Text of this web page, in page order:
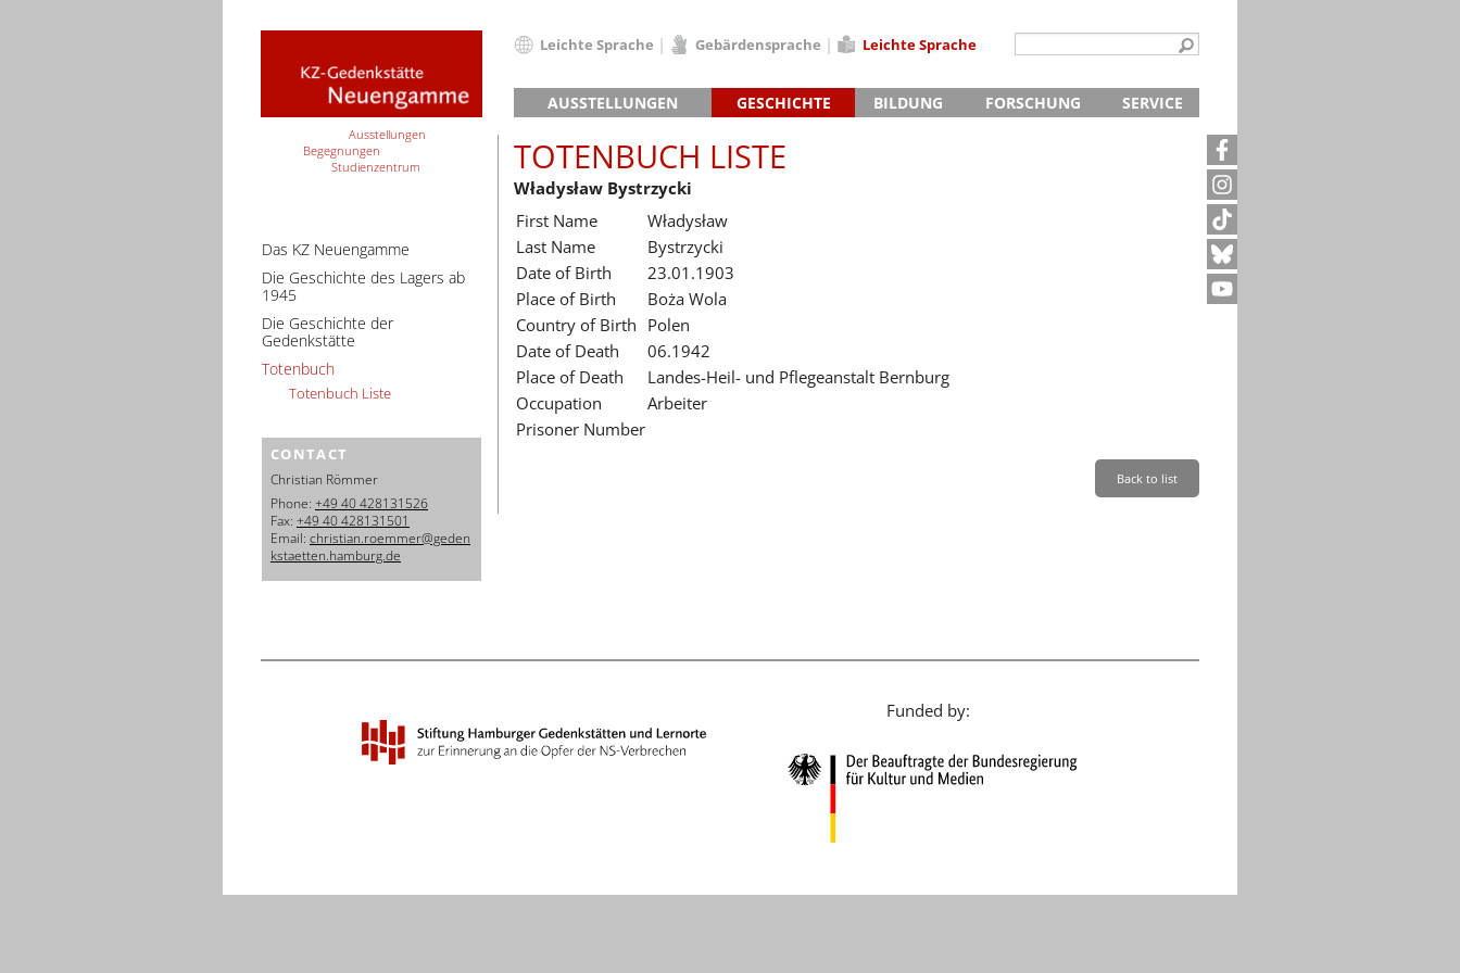
AUSSTELLUNGEN
Lager-SS
Klinkerwerk
Walther-Werke
Gefängnismauer
Haus des Gedenkens
GESCHICHTE
Die Geschichte des Lagers ab 1945
Totenbuch
BILDUNG FORSCHUNG
SERVICE
Archivanfrage
Kurze Information
Leichte Sprache
English
Dansk
Español
Italiano
Nederlands
Português
Türkçe
Yкраїнський
Русский
עברית
Gebärdensprache Leichte Sprache
TOTENBUCH LISTE
Władysław Bystrzycki
First Name
Władysław
Last Name
Bystrzycki
Date of Birth
23.01.1903
Place of Birth
Boża Wola
Country of Birth Polen
Date of Death
06.1942
Place of Death
Landes-Heil- und Pflegeanstalt Bernburg
Occupation
Arbeiter
Prisoner Number
Back to list
Ausstellungen
Begegnungen
Studienzentrum
Das KZ Neuengamme
Die Geschichte des Lagers ab
1945
Die Geschichte der
Gedenkstätte
Totenbuch
Totenbuch Liste
CONTACT
Christian Römmer
Phone: +49 40 428131526
Fax: +49 40 428131501
Email: christian.roemmer@geden
kstaetten.hamburg.de
Funded by: